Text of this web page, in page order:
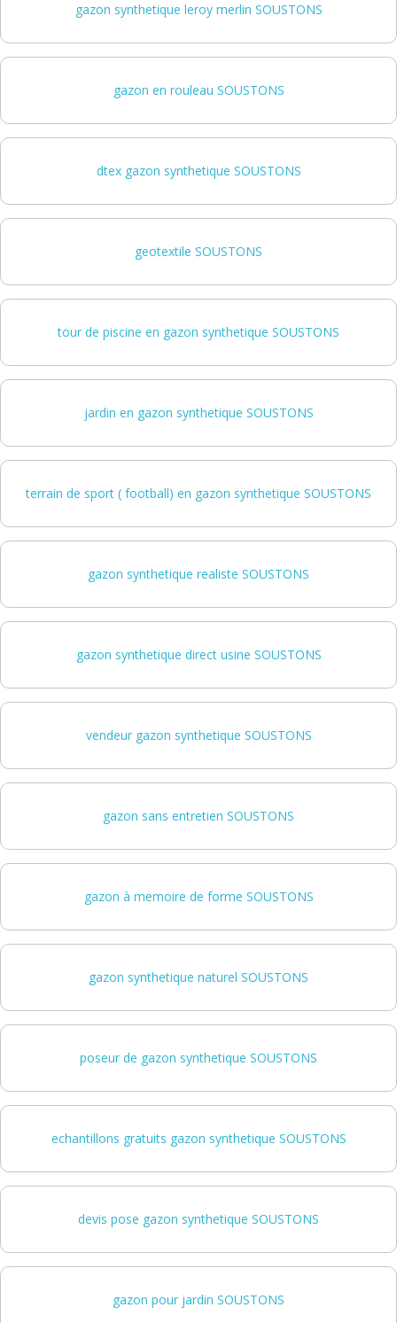
gazon synthetique leroy merlin SOUSTONS
gazon en rouleau SOUSTONS
dtex gazon synthetique SOUSTONS
geotextile SOUSTONS
tour de piscine en gazon synthetique SOUSTONS
jardin en gazon synthetique SOUSTONS
terrain de sport ( football) en gazon synthetique SOUSTONS
gazon synthetique realiste SOUSTONS
gazon synthetique direct usine SOUSTONS
vendeur gazon synthetique SOUSTONS
gazon sans entretien SOUSTONS
gazon à memoire de forme SOUSTONS
gazon synthetique naturel SOUSTONS
poseur de gazon synthetique SOUSTONS
echantillons gratuits gazon synthetique SOUSTONS
devis pose gazon synthetique SOUSTONS
gazon pour jardin SOUSTONS